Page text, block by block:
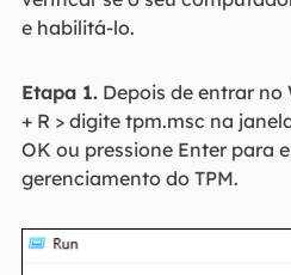
e habilitá-lo.
Etapa 1.Depois de entrar no
+ R > digite tpm.msc na
OK ou pressione Enter para
gerenciamento do TPM.